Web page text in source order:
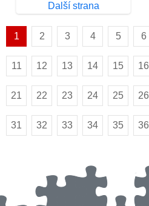
Další strana
1 2 3 4 5 6
11 12 13 14 15 16
21 22 23 24 25 26
31 32 33 34 35 36